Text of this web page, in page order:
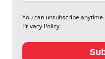
You can unsubscribe
Privacy Policy.